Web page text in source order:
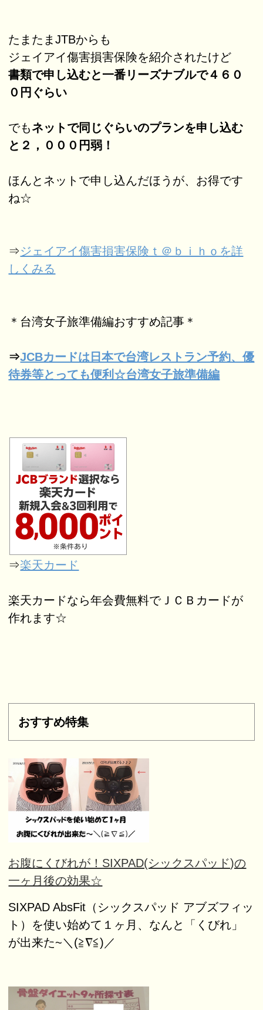
たまたまJTBからも
ジェイアイ傷害損害保険を紹介されたけど
書類で申し込むと一番リーズナブルで４６０
０円ぐらい
でもネットで同じぐらいのプランを申し込む
と２，０００円弱！
ほんとネットで申し込んだほうが、お得です
ね☆
⇒ジェイアイ傷害損害保険ｔ＠ｂｉｈｏを詳
しくみる
＊台湾女子旅準備編おすすめ記事＊
⇒JCBカードは日本で台湾レストラン予約、優
待券等とっても便利☆台湾女子旅準備編
⇒楽天カード
楽天カードなら年会費無料でＪＣＢカードが
作れます☆
おすすめ特集
お腹にくびれが！SIXPAD(シックスパッド)の
一ヶ月後の効果☆
SIXPAD AbsFit（シックスパッド アブズフィッ
ト）を使い始めて１ヶ月、なんと「くびれ」
が出来た~＼(≧∇≦)／